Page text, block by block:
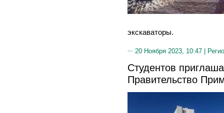
экскаваторы.
20 Ноября 2023, 10:47 |
Студентов
Правительство